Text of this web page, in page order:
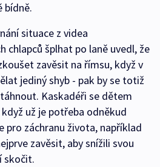
bídně.
situace z videa
chlapců šplhat po laně uvedl, že
zavěsit na římsu, když v
jediný shyb - pak by se totiž
Kaskadéři se dětem
už je potřeba odněkud
pro záchranu života, například
zavěsit, aby snížili svou
skočit.